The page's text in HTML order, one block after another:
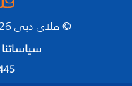
© فلاي دبي 2026. جميع الحقوق محفوظة.
سياساتنا